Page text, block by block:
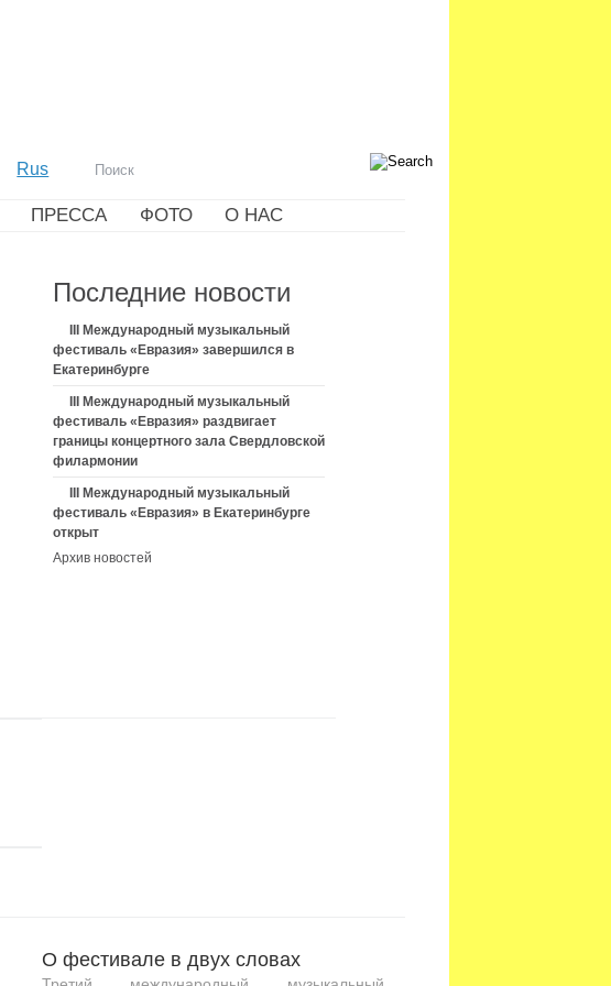
Rus
ПРЕССА ФОТО О НАС
Последние новости
III Международный музыкальный
фестиваль «Евразия» завершился в
Екатеринбурге
III Международный музыкальный
фестиваль «Евразия» раздвигает
границы концертного зала Свердловской
филармонии
III Международный музыкальный
фестиваль «Евразия» в Екатеринбурге
открыт
Архив новостей
О фестивале в двух словах